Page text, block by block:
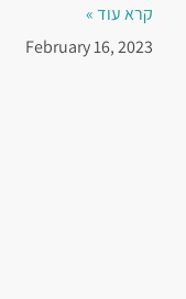
קרא עוד »
February 16, 2023